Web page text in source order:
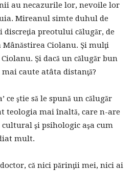
au necazurile lor, nevoile lor
Mireanul simte duhul de
discreţia preotului călugăr, de
Mânăstirea Ciolanu. Şi mulţi
Şi dacă un călugăr bun
mai caute atâta distanţă?
ce ştie să le spună un călugăr
teologia mai înaltă, care n-are
şi psihologic aşa cum
mult.
că nici părinţii mei, nici ai